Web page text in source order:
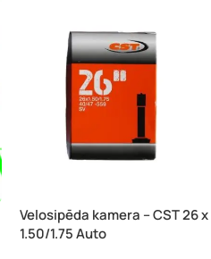
Velosipēda kamera – CST 26 x
1.50/1.75 Auto